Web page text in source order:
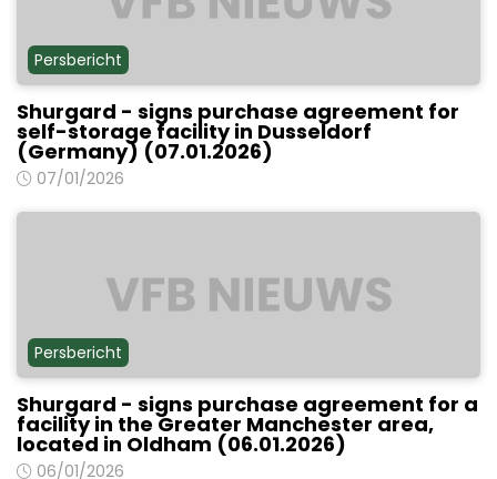
Persbericht
Shurgard - signs purchase agreement for
self-storage facility in Dusseldorf
(Germany) (07.01.2026)
07/01/2026
Persbericht
Shurgard - signs purchase agreement for a
facility in the Greater Manchester area,
located in Oldham (06.01.2026)
06/01/2026